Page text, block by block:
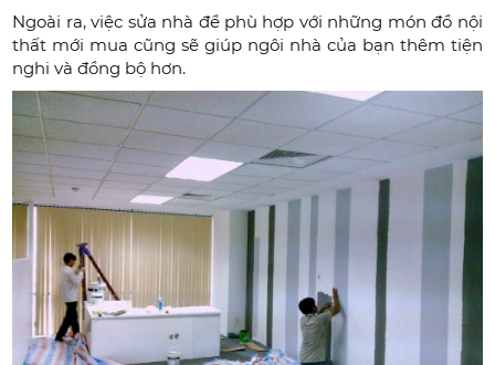
Ngoài ra, việc sửa nhà để phù hợp với những món đồ nội
thất mới mua cũng sẽ giúp ngôi nhà của bạn thêm tiện
nghi và đồng bộ hơn.